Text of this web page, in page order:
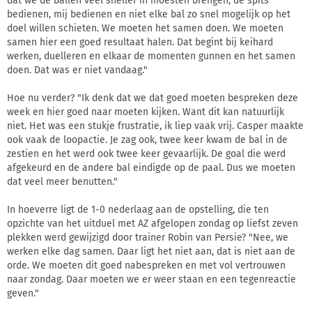
bedienen, mij bedienen en niet elke bal zo snel mogelijk op het
doel willen schieten. We moeten het samen doen. We moeten
samen hier een goed resultaat halen. Dat begint bij keihard
werken, duelleren en elkaar de momenten gunnen en het samen
doen. Dat was er niet vandaag."
Hoe nu verder? "Ik denk dat we dat goed moeten bespreken deze
week en hier goed naar moeten kijken. Want dit kan natuurlijk
niet. Het was een stukje frustratie, ik liep vaak vrij. Casper maakte
ook vaak de loopactie. Je zag ook, twee keer kwam de bal in de
zestien en het werd ook twee keer gevaarlijk. De goal die werd
afgekeurd en de andere bal eindigde op de paal. Dus we moeten
dat veel meer benutten."
In hoeverre ligt de 1-0 nederlaag aan de opstelling, die ten
opzichte van het uitduel met AZ afgelopen zondag op liefst zeven
plekken werd gewijzigd door trainer Robin van Persie? "Nee, we
werken elke dag samen. Daar ligt het niet aan, dat is niet aan de
orde. We moeten dit goed nabespreken en met vol vertrouwen
naar zondag. Daar moeten we er weer staan en een tegenreactie
geven."